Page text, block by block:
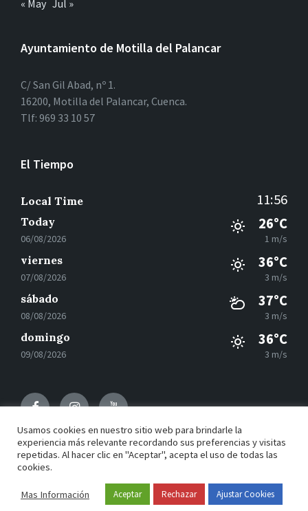
« May Jul »
Ayuntamiento de Motilla del Palancar
C/ San Gil Abad, nº 1.
16200, Motilla del Palancar, Cuenca.
Tlf: 969 33 10 57
El Tiempo
Local Time 11:56
Today
06/08/2026
26°C
1 m/s
viernes
07/08/2026
36°C
3 m/s
sábado
08/08/2026
37°C
3 m/s
domingo
09/08/2026
36°C
3 m/s
FacebookInstagramYoutube
© 2021 Motilla del Palancar - Desarrollado por Grupo
Usamos cookies en nuestro sitio web para brindarle la
experiencia más relevante recordando sus preferencias y visitas
repetidas. Al hacer clic en "Aceptar", acepta el uso de todas las
cookies.
Mas Información Aceptar Rechazar Ajustar Cookies